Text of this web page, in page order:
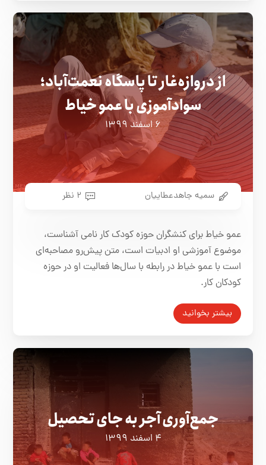
از دروازه‌غار تا پاسگاه نعمت‌آباد؛
سوادآموزی با عمو خیاط
۶ اسفند ۱۳۹۹
سمیه جاهدعطاییان ۲ نظر
عمو خیاط برای کنشگران حوزه کودک کار نامی آشناست،
موضوع آموزشی او ادبیات است، متن پیش‌رو مصاحبه‌ای
است با عمو خیاط در رابطه با سال‌ها فعالیت او در حوزه
کودکان کار.
بیشتر بخوانید
جمع‌آوری آجر به جای تحصیل
۴ اسفند ۱۳۹۹